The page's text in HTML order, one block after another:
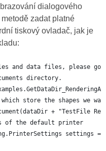
dialogového
zadat platné
tiskový ovladač, jak je
and data files, please go
directory.
store the shapes we
+ "TestFile
of the default printer
settings =